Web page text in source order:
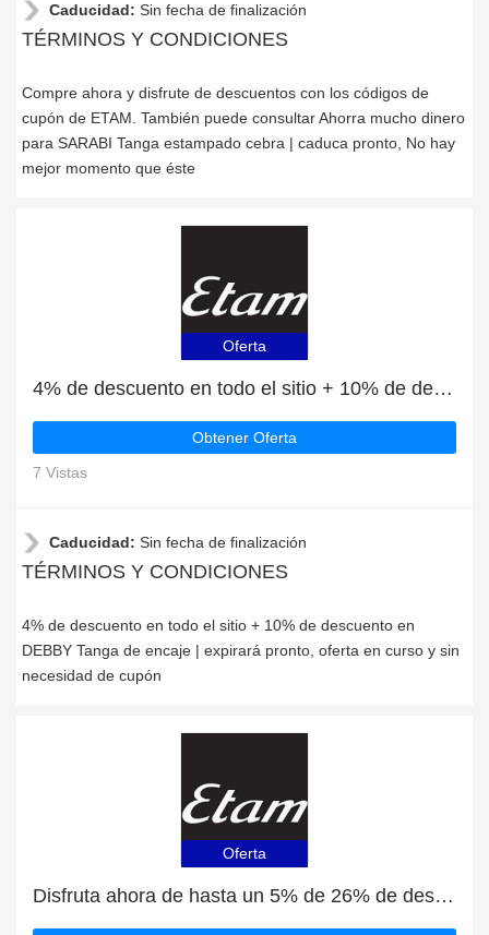
Caducidad: Sin fecha de finalización
TÉRMINOS Y CONDICIONES
Compre ahora y disfrute de descuentos con los códigos de
cupón de ETAM. También puede consultar Ahorra mucho dinero
para SARABI Tanga estampado cebra | caduca pronto, No hay
mejor momento que éste
Oferta
4% de descuento en todo el sitio + 10% de descuento en DEBBY Tanga de encaje | expirará pronto
Obtener Oferta
7 Vistas
Caducidad: Sin fecha de finalización
TÉRMINOS Y CONDICIONES
4% de descuento en todo el sitio + 10% de descuento en
DEBBY Tanga de encaje | expirará pronto, oferta en curso y sin
necesidad de cupón
Oferta
Disfruta ahora de hasta un 5% de 26% de descuento en RAYONNANTE Tanga de encaje